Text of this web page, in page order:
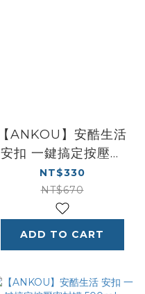
【ANKOU】安酷生活
安扣 一鍵搞定按壓密
封罐 2000mL
NT$330
NT$670
ADD TO CART